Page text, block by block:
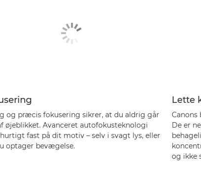
og præcis fokusering sikrer, at du aldrig går
øjeblikket. Avanceret autofokusteknologi
fast på dit motiv – selv i svagt lys, eller
optager bevægelse.
Lette
De er
og ikke